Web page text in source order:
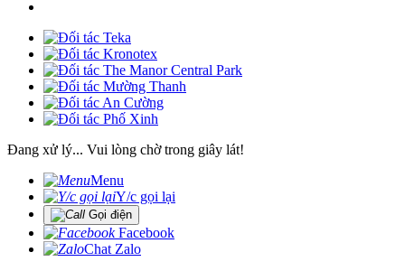
Đang xử lý... Vui lòng chờ trong giây lát!
Menu
Y/c gọi lại
Gọi điện
Facebook
Chat Zalo